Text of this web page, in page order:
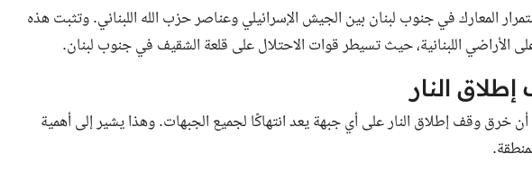
المعارك في جنوب لبنان بين الجيش الإسرائيلي وعناصر حزب الله اللبناني. وتثبت هذه
على الأراضي اللبنانية، حيث تسيطر قوات الاحتلال على قلعة الشقيف في جنوب لبنان.
النار
وقف إطلاق النار على أي جبهة يعد انتهاكًا لجميع الجبهات. وهذا يشير إلى أهمية